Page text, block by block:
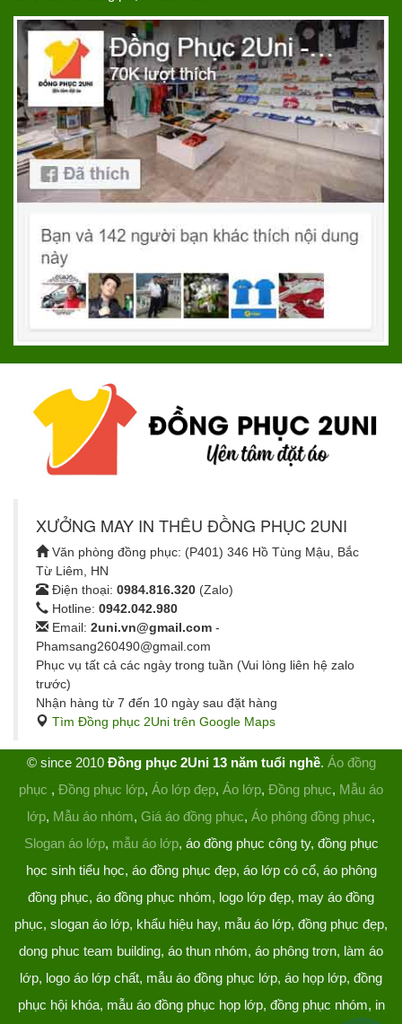
XƯỞNG MAY IN THÊU ĐỒNG PHỤC 2UNI
Văn phòng đồng phục: (P401) 346 Hồ Tùng Mậu, Bắc
Từ Liêm, HN
Điện thoại: 0984.816.320 (Zalo)
Hotline: 0942.042.980
Email: 2uni.vn@gmail.com -
Phamsang260490@gmail.com
Phục vụ tất cả các ngày trong tuần (Vui lòng liên hệ zalo
trước)
Nhận hàng từ 7 đến 10 ngày sau đặt hàng
Tìm Đồng phục 2Uni trên Google Maps
© since 2010 Đồng phục 2Uni 13 năm tuổi nghề. Áo đồng
phục , Đồng phục lớp, Áo lớp đẹp, Áo lớp, Đồng phục, Mẫu áo
lớp, Mẫu áo nhóm, Giá áo đồng phục, Áo phông đồng phục,
Slogan áo lớp, mẫu áo lớp, áo đồng phục công ty, đồng phục
học sinh tiểu học, áo đồng phục đẹp, áo lớp có cổ, áo phông
đồng phục, áo đồng phục nhóm, logo lớp đẹp, may áo đồng
phục, slogan áo lớp, khẩu hiệu hay, mẫu áo lớp, đồng phục đẹp,
dong phuc team building, áo thun nhóm, áo phông trơn, làm áo
lớp, logo áo lớp chất, mẫu áo đồng phục lớp, áo họp lớp, đồng
phục hội khóa, mẫu áo đồng phục họp lớp, đồng phục nhóm, in